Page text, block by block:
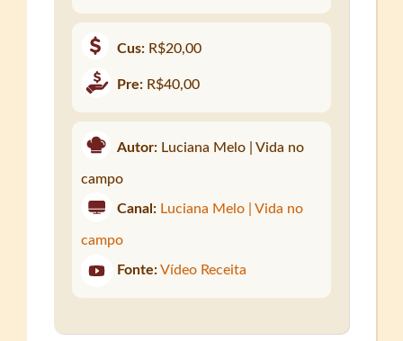
Cus: R$20,00
Pre: R$40,00
Autor: Luciana Melo | Vida no
campo
Canal: Luciana Melo | Vida no
campo
Fonte: Vídeo Receita